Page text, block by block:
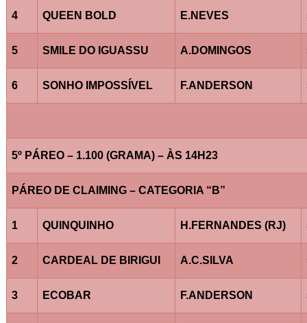
4 QUEEN BOLD E.NEVES
5 SMILE DO IGUASSU A.DOMINGOS
6 SONHO IMPOSSÍVEL F.ANDERSON
5º PÁREO – 1.100 (GRAMA) – ÀS 14H23
PÁREO DE CLAIMING – CATEGORIA “B”
1 QUINQUINHO H.FERNANDES (RJ)
2 CARDEAL DE BIRIGUI A.C.SILVA
3 ECOBAR F.ANDERSON